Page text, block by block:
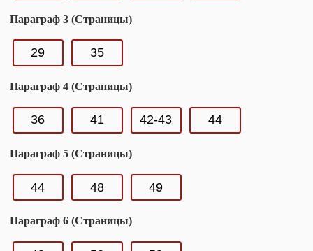
Параграф 3 (Страницы)
29 35
Параграф 4 (Страницы)
36 41 42-43 44
Параграф 5 (Страницы)
44 48 49
Параграф 6 (Страницы)